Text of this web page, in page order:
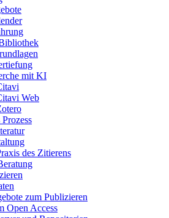
mit KI
Web
des Zitierens
zum Publizieren
Open Access